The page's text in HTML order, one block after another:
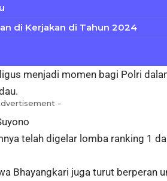
di Kerjakan di Tahun 2024
menjadi momen bagi Polri
-
telah digelar lomba ranking 1
Bhayangkari juga turut